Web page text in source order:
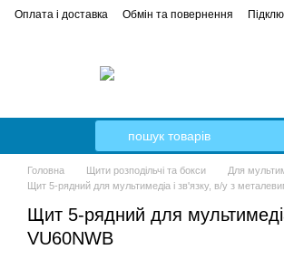
Оплата і доставка Обмін та повернення
Головна Щити розподільчі та бокси
Для
Щит 5-рядний для мультимедіа і зв'язку, в/у з
Щит 5-рядний для
VU60NWB